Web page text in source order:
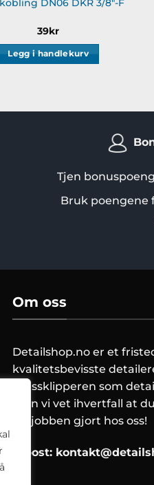
39kr
Legg i handlekurv
Tjen
Bruk poengene
Om oss
Detailshop.no er et
kvalitetsbevisste
gressklipperen som
men vi vet ihvertfall at
får jobben gjort hos oss!
E-post: